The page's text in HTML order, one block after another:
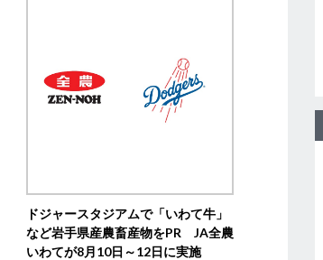
ドジャースタジアムで「いわて牛」
など岩手県産農畜産物をPR JA全農
いわてが8月10日～12日に実施